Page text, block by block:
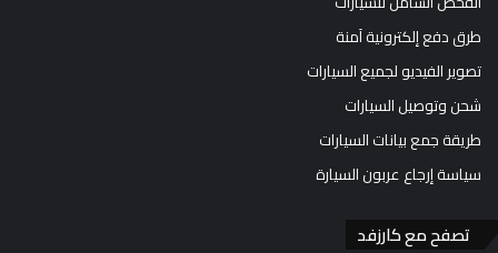
طرق دفع إلكترونية آمنة
تصوير الفيديو لجميع السيارات
شحن وتوصيل السيارات
طريقة جمع بيانات السيارات
سياسة إرجاع عربون السيارة
تصفح مع كارزفد